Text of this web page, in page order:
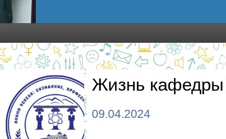
Жизнь кафедры
09.04.2024